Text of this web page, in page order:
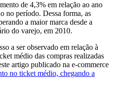
de 4,3% em relação ao ano
no período. Dessa forma, as
a maior marca desde a
do varejo, em 2010.
a ser observado em relação à
médio das compras realizadas
artigo publicado na e-commerce
no ticket médio, chegando a